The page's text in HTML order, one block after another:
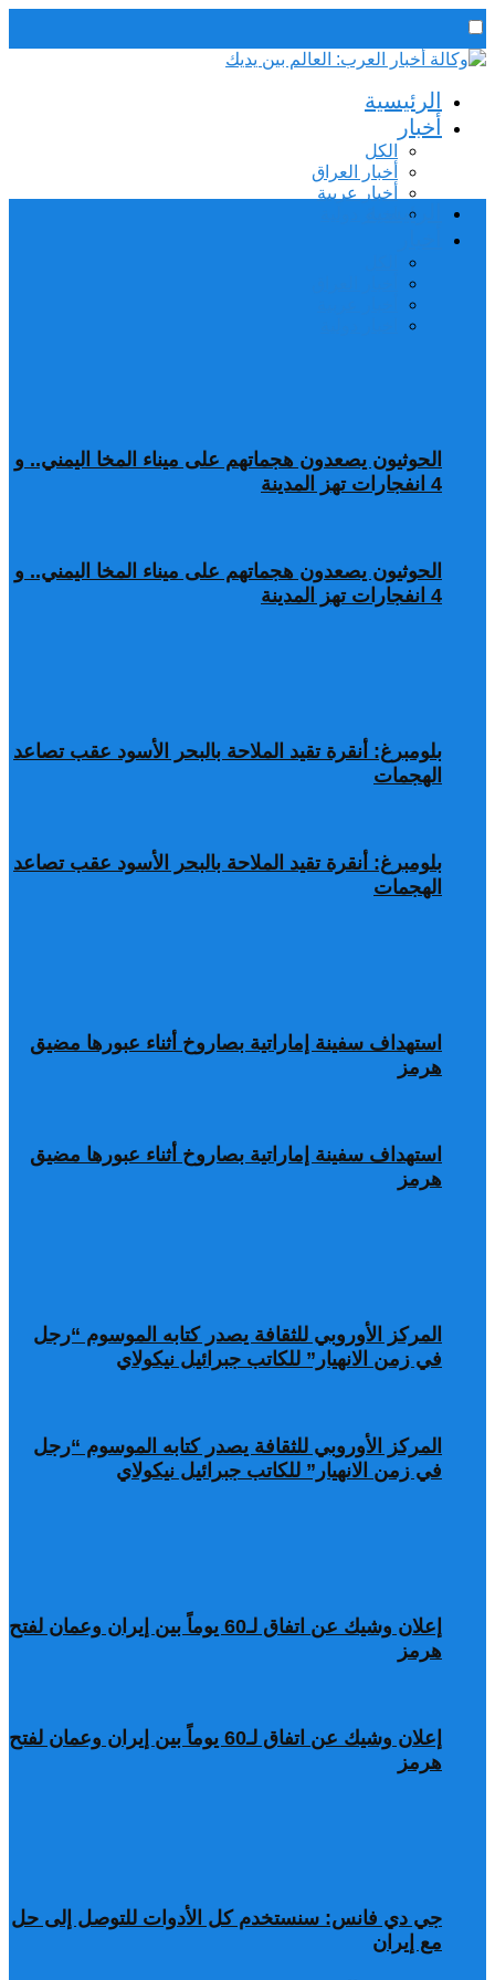
رئيس التحرير / د. اسماعيل الجنابي
الأحد,9 أغسطس, 2026
الرئيسية
أخبار
الكل
أخبار العراق
أخبار عربية
الحوثيون يصعدون هجماتهم على ميناء المخا اليمني.. و
4 انفجارات تهز المدينة
بلومبرغ: أنقرة تقيد الملاحة بالبحر الأسود عقب تصاعد
الهجمات
استهداف سفينة إماراتية بصاروخ أثناء عبورها مضيق
هرمز
المركز الأوروبي للثقافة يصدر كتابه الموسوم “رجل
في زمن الانهيار” للكاتب جبرائيل نيكولاي
إعلان وشيك عن اتفاق لـ60 يوماً بين إيران وعمان لفتح
هرمز
جي دي فانس: سنستخدم كل الأدوات للتوصل إلى حل
مع إيران
الرئيسية
الحوثيون يصعدون هجماتهم على ميناء المخا اليمني.. و
4 انفجارات تهز المدينة
بلومبرغ: أنقرة تقيد الملاحة بالبحر الأسود عقب تصاعد
الهجمات
استهداف سفينة إماراتية بصاروخ أثناء عبورها مضيق
هرمز
المركز الأوروبي للثقافة يصدر كتابه الموسوم “رجل
في زمن الانهيار” للكاتب جبرائيل نيكولاي
إعلان وشيك عن اتفاق لـ60 يوماً بين إيران وعمان لفتح
هرمز